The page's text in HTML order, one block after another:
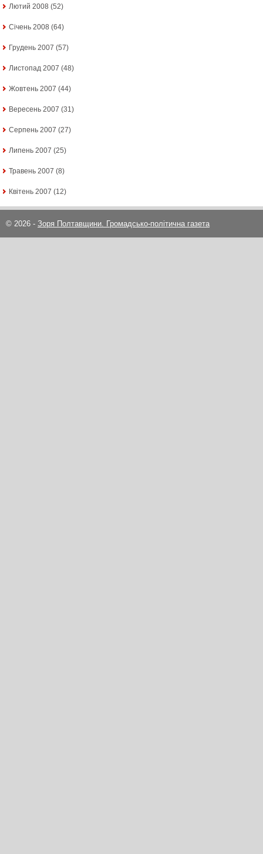
Лютий 2008 (52)
Січень 2008 (64)
Грудень 2007 (57)
Листопад 2007 (48)
Жовтень 2007 (44)
Вересень 2007 (31)
Серпень 2007 (27)
Липень 2007 (25)
Травень 2007 (8)
Квітень 2007 (12)
© 2026 - Зоря Полтавщини. Громадсько-політична газета